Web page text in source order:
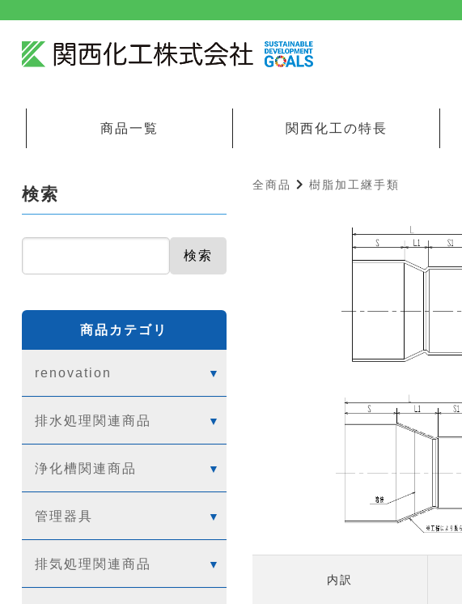
商品一覧 関西化工の特長
全商品 樹脂加工継手類
内訳
検索
検索
商品カテゴリ
renovation
排水処理関連商品
浄化槽関連商品
管理器具
排気処理関連商品